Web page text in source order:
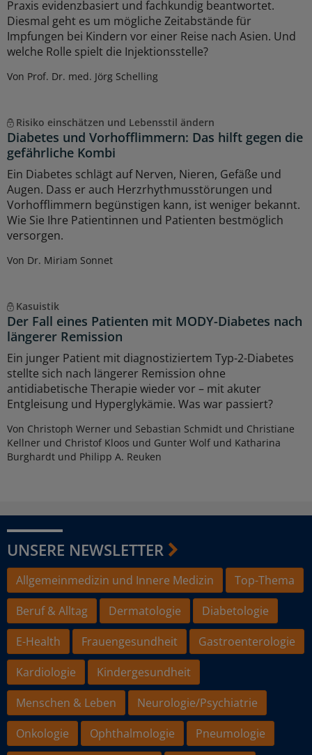
Praxis evidenzbasiert und fachkundig beantwortet.
Diesmal geht es um mögliche Zeitabstände für
Impfungen bei Kindern vor einer Reise nach Asien. Und
welche Rolle spielt die Injektionsstelle?
Von Prof. Dr. med. Jörg Schelling
Risiko einschätzen und Lebensstil ändern
Diabetes und Vorhofflimmern: Das hilft gegen die
gefährliche Kombi
Ein Diabetes schlägt auf Nerven, Nieren, Gefäße und
Augen. Dass er auch Herzrhythmusstörungen und
Vorhofflimmern begünstigen kann, ist weniger bekannt.
Wie Sie Ihre Patientinnen und Patienten bestmöglich
versorgen.
Von Dr. Miriam Sonnet
Kasuistik
Der Fall eines Patienten mit MODY-Diabetes nach
längerer Remission
Ein junger Patient mit diagnostiziertem Typ-2-Diabetes
stellte sich nach längerer Remission ohne
antidiabetische Therapie wieder vor – mit akuter
Entgleisung und Hyperglykämie. Was war passiert?
Von Christoph Werner und Sebastian Schmidt und Christiane
Kellner und Christof Kloos und Gunter Wolf und Katharina
Burghardt und Philipp A. Reuken
UNSERE NEWSLETTER
Allgemeinmedizin und Innere Medizin
Top-Thema
Beruf & Alltag
Dermatologie
Diabetologie
E-Health
Frauengesundheit
Gastroenterologie
Kardiologie
Kindergesundheit
Menschen & Leben
Neurologie/Psychiatrie
Onkologie
Ophthalmologie
Pneumologie